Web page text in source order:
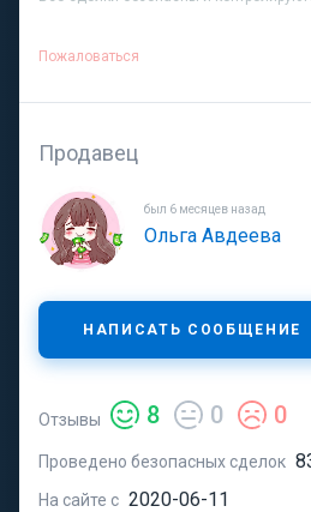
Пожаловаться
Продавец
был 6 месяцев назад
Ольга Авдеева
НАПИСАТЬ СООБЩЕНИЕ
Отзывы 8 0 0
Проведено безопасных сделок
На сайте с 2020-06-11